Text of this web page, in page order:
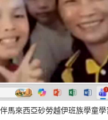
馬來西亞砂勞越伊班族學童